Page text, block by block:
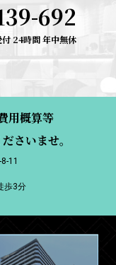
692
24時間 年中無休
用概算等
さいませ。
11
歩3分